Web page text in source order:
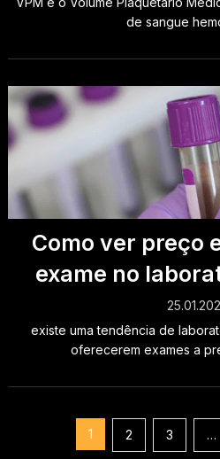
de sangue
Como ver preço
exame no
existe uma tendência de
oferecerem exames a
Paginação
1 2 3 …